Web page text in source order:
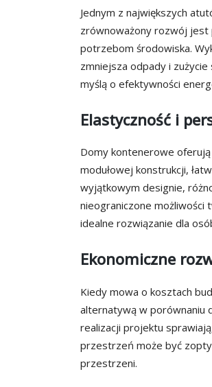
Jednym z największych
zrównoważony rozwój
potrzebom środowiska.
zmniejsza odpady i
myślą o efektywności
Elastyczność i
Domy kontenerowe
modułowej konstrukcji,
wyjątkowym designie,
nieograniczone możliwości
idealne rozwiązanie dla
Ekonomiczne
Kiedy mowa o kosztach
alternatywą w porównaniu
realizacji projektu
przestrzeń może być
przestrzeni.